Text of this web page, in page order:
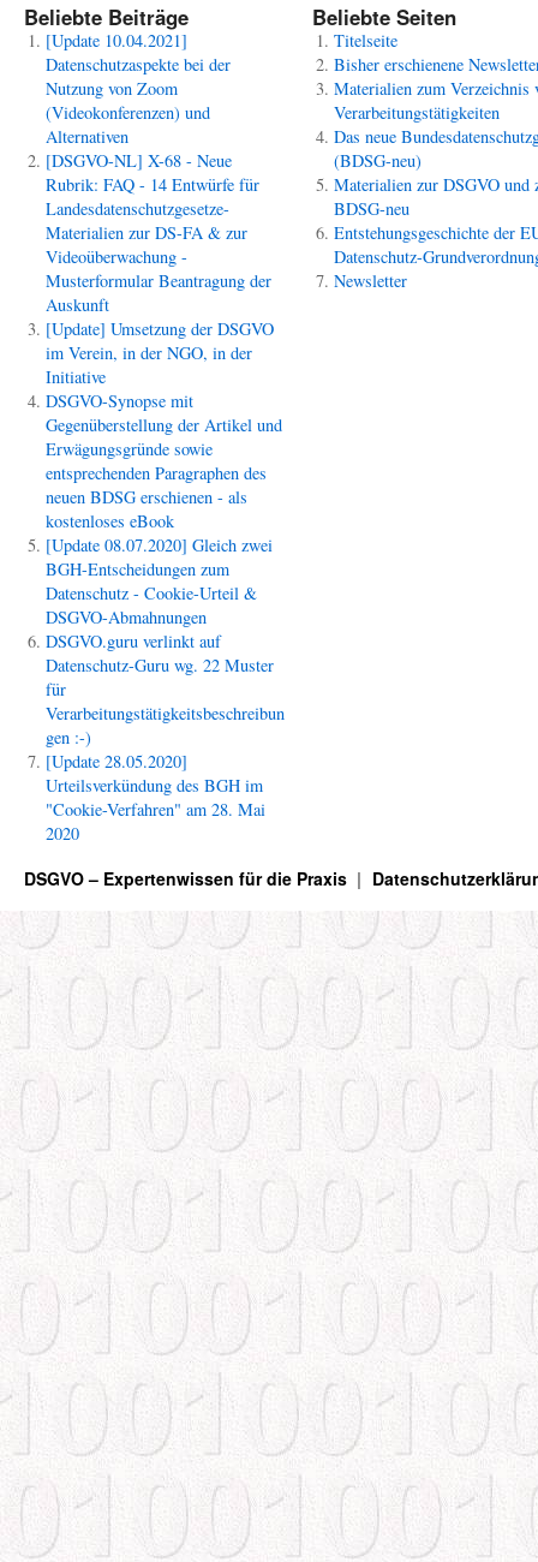
Beliebte Beiträge
[Update 10.04.2021]
Datenschutzaspekte bei der
Nutzung von Zoom
(Videokonferenzen) und
Alternativen
[DSGVO-NL] X-68 - Neue
Rubrik: FAQ - 14 Entwürfe für
Landesdatenschutzgesetze-
Materialien zur DS-FA & zur
Videoüberwachung -
Musterformular Beantragung der
Auskunft
[Update] Umsetzung der DSGVO
im Verein, in der NGO, in der
Initiative
DSGVO-Synopse mit
Gegenüberstellung der Artikel und
Erwägungsgründe sowie
entsprechenden Paragraphen des
neuen BDSG erschienen - als
kostenloses eBook
[Update 08.07.2020] Gleich zwei
BGH-Entscheidungen zum
Datenschutz - Cookie-Urteil &
DSGVO-Abmahnungen
DSGVO.guru verlinkt auf
Datenschutz-Guru wg. 22 Muster
für
Verarbeitungstätigkeitsbeschreibun
gen :-)
[Update 28.05.2020]
Urteilsverkündung des BGH im
"Cookie-Verfahren" am 28. Mai
2020
Beliebte Seiten
Titelseite
Bisher erschienene
Materialien zum Verzeichnis
Verarbeitungstätigkeiten
Das neue
(BDSG-neu)
Materialien zur DSGVO und
BDSG-neu
Entstehungsgeschichte der
Datenschutz-
Newsletter
DSGVO – Expertenwissen für die Praxis